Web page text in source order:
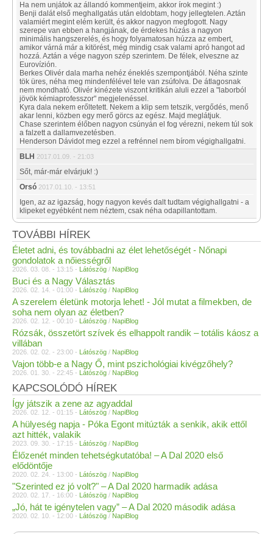
Ha nem unjátok az állandó kommentjeim, akkor írok megint :)
Benji dalát első meghallgatás után eldobtam, hogy jellegtelen. Aztán
valamiért megint elém került, és akkor nagyon megfogott. Nagy
szerepe van ebben a hangjának, de érdekes húzás a nagyon
minimális hangszerelés, és hogy folyamatosan húzza az embert,
amikor várná már a kitörést, még mindig csak valami apró hangot ad
hozzá. Aztán a vége nagyon szép szerintem. De félek, elveszne az
Eurovízión.
Berkes Olivér dala marha nehéz éneklés szempontjából. Néha szinte
tök üres, néha meg mindenfélével tele van zsúfolva. De átlagosnak
nem mondható. Olivér kinézete viszont kritikán aluli ezzel a "laborból
jövök kémiaprofesszor" megjelenéssel.
Kyra dala nekem erőltetett. Nekem a klip sem tetszik, vergődés, menő
akar lenni, közben egy merő görcs az egész. Majd meglátjuk.
Chase szerintem élőben nagyon csúnyán el fog vérezni, nekem túl sok
a falzett a dallamvezetésben.
Henderson Dávidot meg ezzel a refrénnel nem bírom végighallgatni.
BLH 2017.01.09. - 21:03
Sőt, már-már elvárjuk! :)
Orsó 2017.01.10. - 13:51
Igen, az az igazság, hogy nagyon kevés dalt tudtam végighallgatni - a
klipeket egyébként nem néztem, csak néha odapillantottam.
TOVÁBBI HÍREK
Életet adni, és továbbadni az élet lehetőségét - Nőnapi
gondolatok a nőiességről
2026. 03. 08. - 13:15 - Látószög / NapiBlog
Buci és a Nagy Választás
2026. 02. 14. - 01:00 - Látószög / NapiBlog
A szerelem életünk motorja lehet! - Jól mutat a filmekben, de
soha nem olyan az életben?
2026. 02. 12. - 00:10 - Látószög / NapiBlog
Rózsák, összetört szívek és elhappolt randik – totális káosz a
villában
2026. 02. 02. - 23:00 - Látószög / NapiBlog
Vajon több-e a Nagy Ő, mint pszichológiai kivégzőhely?
2026. 01. 30. - 22:45 - Látószög / NapiBlog
KAPCSOLÓDÓ HÍREK
Így játszik a zene az agyaddal
2026. 02. 12. - 01:15 - Látószög / NapiBlog
A hülyeség napja - Póka Egont mitúzták a senkik, akik ettől
azt hitték, valakik
2023. 09. 30. - 17:15 - Látószög / NapiBlog
Élőzenét minden tehetségkutatóba! – A Dal 2020 első
elődöntője
2020. 02. 24. - 13:00 - Látószög / NapiBlog
"Szerinted ez jó volt?" – A Dal 2020 harmadik adása
2020. 02. 17. - 16:00 - Látószög / NapiBlog
„Jó, hát te igénytelen vagy” – A Dal 2020 második adása
2020. 02. 10. - 12:00 - Látószög / NapiBlog